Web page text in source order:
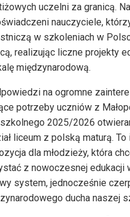
uczelni za granicą.
nauczyciele,
w szkoleniach w
realizując liczne projekty
międzynarodową.
na ogromne
potrzeby uczniów z
2025/2026
liceum z polską maturą. To
dla młodzieży, która
z nowoczesnej edukacji
system, jednocześnie
ducha naszej